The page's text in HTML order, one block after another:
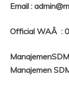
Email :
Official WAÂ :
Manajemen